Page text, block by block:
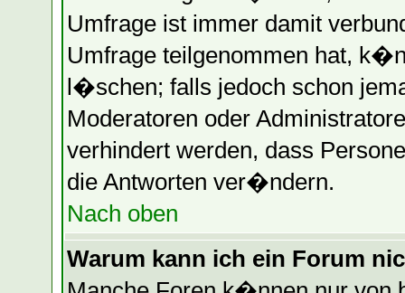
Umfrage ist immer damit
Umfrage teilgenommen hat,
l�schen; falls jedoch schon
Moderatoren oder
verhindert werden, dass
die Antworten ver�ndern.
Nach oben
Warum kann ich ein Forum